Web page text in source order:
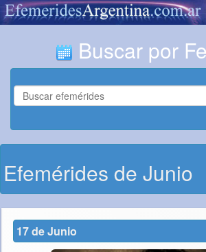
Buscar por
Efemérides de Junio
17 de Junio